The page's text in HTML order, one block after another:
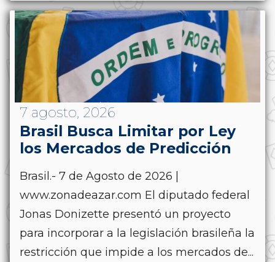
7 agosto, 2026
Brasil Busca Limitar por Ley
los Mercados de Predicción
Brasil.- 7 de Agosto de 2026 |
www.zonadeazar.com El diputado federal
Jonas Donizette presentó un proyecto
para incorporar a la legislación brasileña la
restricción que impide a los mercados de...